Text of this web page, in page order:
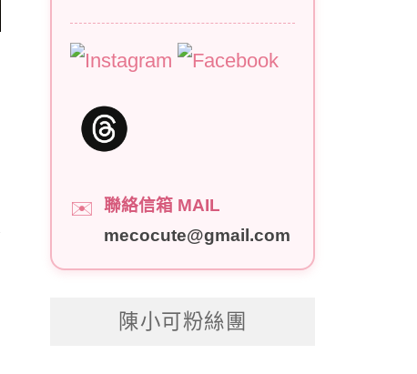
✉️
聯絡信箱 MAIL
mecocute@gmail.com
陳小可粉絲團